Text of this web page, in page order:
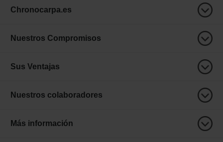
Chronocarpa.es
Nuestros Compromisos
Sus Ventajas
Nuestros colaboradores
Más información